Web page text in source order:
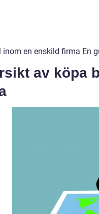
inom en enskild firma En
av köpa